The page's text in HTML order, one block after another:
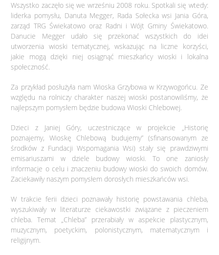
Wszystko zaczęło się we wrześniu 2008 roku. Spotkali się wtedy:
liderka pomysłu, Danuta Megger, Rada Sołecka wsi Jania Góra,
zarząd TRG Świekatowo oraz Radni i Wójt Gminy Świekatowo.
Danucie Megger udało się przekonać wszystkich do idei
utworzenia wioski tematycznej, wskazując na liczne korzyści,
jakie mogą dzięki niej osiągnąć mieszkańcy wioski i lokalna
społeczność.
Za przykład posłużyła nam Wioska Grzybowa w Krzywogońcu. Ze
względu na rolniczy charakter naszej wioski postanowiliśmy, że
najlepszym pomysłem będzie budowa Wioski Chlebowej.
Dzieci z Janiej Góry, uczestniczące w projekcie „Historię
poznajemy, Wioskę Chlebową budujemy” (sfinansowanym ze
środków z Fundacji Wspomagania Wsi) stały się prawdziwymi
emisariuszami w dziele budowy wioski. To one zaniosły
informacje o celu i znaczeniu budowy wioski do swoich domów.
Zaciekawiły naszym pomysłem dorosłych mieszkańców wsi.
W trakcie ferii dzieci poznawały historię powstawania chleba,
wyszukiwały w literaturze ciekawostki związane z pieczeniem
chleba. Temat „Chleba” przerabiały w aspekcie plastycznym,
muzycznym, poetyckim, polonistycznym, matematycznym i
religijnym.